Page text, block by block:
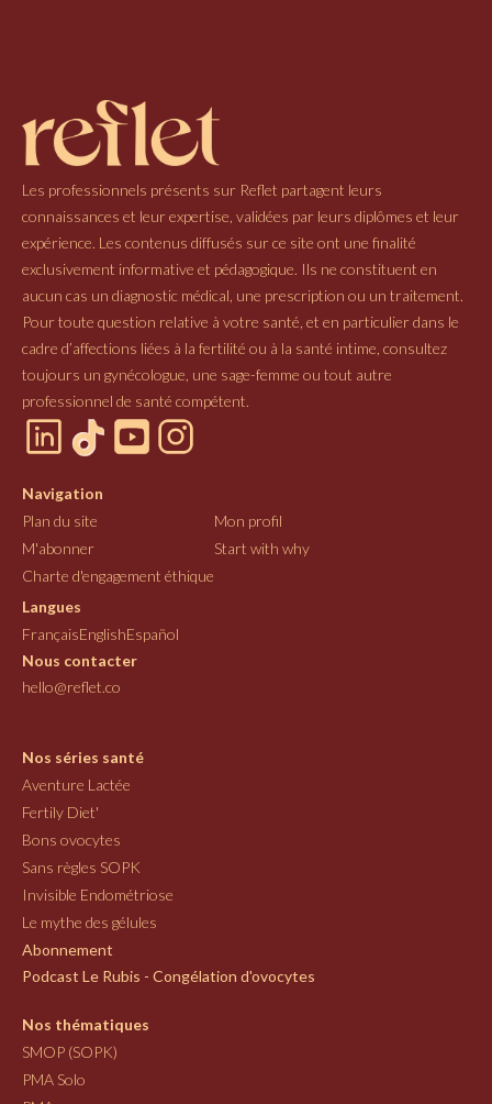
Les professionnels présents sur Reflet partagent leurs
connaissances et leur expertise, validées par leurs diplômes et leur
expérience. Les contenus diffusés sur ce site ont une finalité
exclusivement informative et pédagogique. Ils ne constituent en
aucun cas un diagnostic médical, une prescription ou un traitement.
Pour toute question relative à votre santé, et en particulier dans le
cadre d’affections liées à la fertilité ou à la santé intime, consultez
toujours un gynécologue, une sage-femme ou tout autre
professionnel de santé compétent.
Navigation
Plan du site
Mon profil
M'abonner
Start with why
Charte d'engagement éthique
Langues
FrançaisEnglishEspañol
Nous contacter
hello@reflet.co
Nos séries santé
Aventure Lactée
Fertily Diet'
Bons ovocytes
Sans règles SOPK
Invisible Endométriose
Le mythe des gélules
Abonnement
Podcast Le Rubis - Congélation d'ovocytes
Nos thématiques
SMOP (SOPK)
PMA Solo